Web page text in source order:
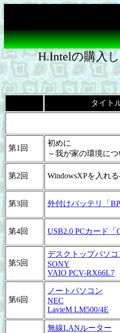
H.Intelの購入
タイト
第1回
初めに
～我が家の環境につ
第2回 WindowsXPを入れ
第3回 外付けバッテリ「
第4回 USB2.0 PCカード「
第5回
デスクトップパソコ
SONY
VAIO PCV-RX66L7
第6回
ノートパソコン
NEC
LavieM LM500/4E
無線LANルーター